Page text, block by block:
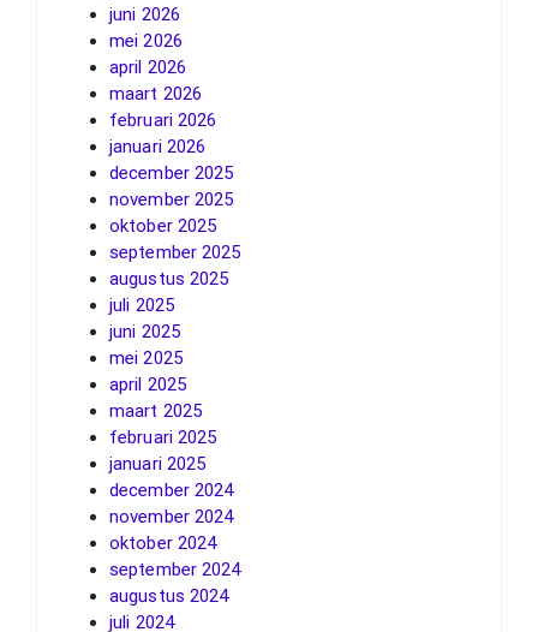
juni 2026
mei 2026
april 2026
maart 2026
februari 2026
januari 2026
december 2025
november 2025
oktober 2025
september 2025
augustus 2025
juli 2025
juni 2025
mei 2025
april 2025
maart 2025
februari 2025
januari 2025
december 2024
november 2024
oktober 2024
september 2024
augustus 2024
juli 2024